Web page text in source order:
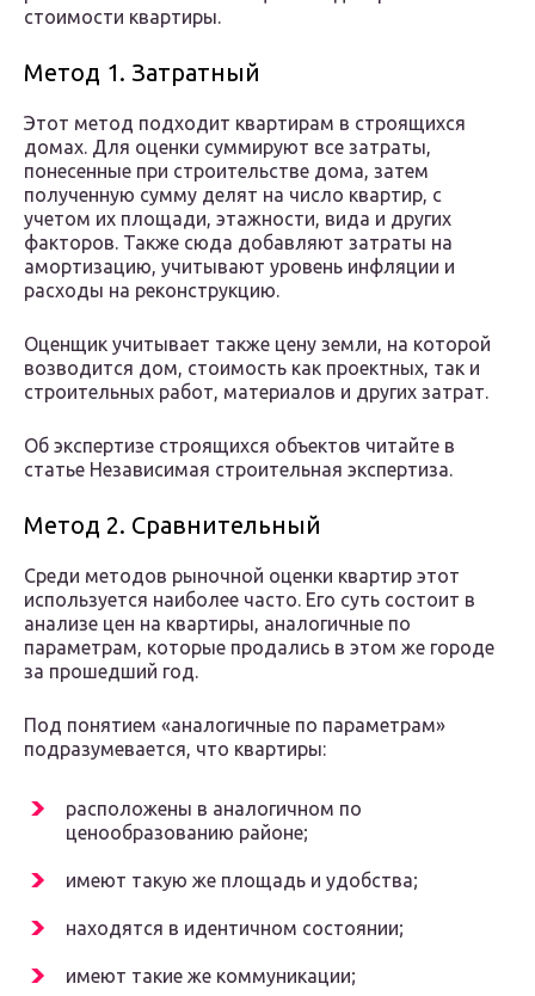
стоимости квартиры.
Метод 1. Затратный
Этот метод подходит квартирам в строящихся
домах. Для оценки суммируют все затраты,
понесенные при строительстве дома, затем
полученную сумму делят на число квартир, с
учетом их площади, этажности, вида и других
факторов. Также сюда добавляют затраты на
амортизацию, учитывают уровень инфляции и
расходы на реконструкцию.
Оценщик учитывает также цену земли, на которой
возводится дом, стоимость как проектных, так и
строительных работ, материалов и других затрат.
Об экспертизе строящихся объектов читайте в
статье Независимая строительная экспертиза.
Метод 2. Сравнительный
Среди методов рыночной оценки квартир этот
используется наиболее часто. Его суть состоит в
анализе цен на квартиры, аналогичные по
параметрам, которые продались в этом же городе
за прошедший год.
Под понятием «аналогичные по параметрам»
подразумевается, что квартиры:
расположены в аналогичном по
ценообразованию районе;
имеют такую же площадь и удобства;
находятся в идентичном состоянии;
имеют такие же коммуникации;